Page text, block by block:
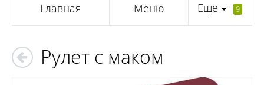
Главная Меню Еще 9
Рулет с маком